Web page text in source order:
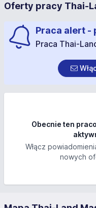
Oferty pracy Thai-
Praca alert -
Praca Thai-
Obecnie ten
Włącz
nowych